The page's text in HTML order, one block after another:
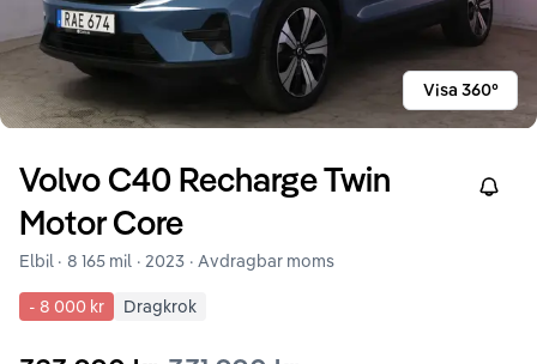
Visa 360°
Volvo C40 Recharge Twin
Motor Core
Right
Elbil · 8 165 mil · 2023 · Avdragbar moms
- 8 000 kr Dragkrok